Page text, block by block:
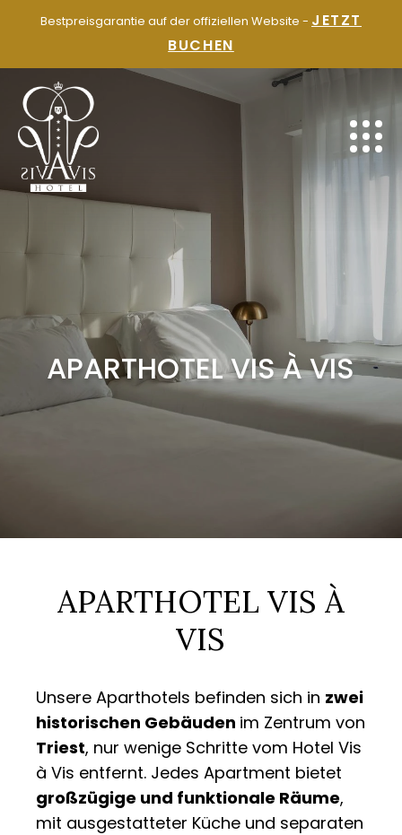
INHALTBestpreisgarantie auf der offiziellen Website - JETZT
BUCHEN
APARTHOTEL VIS À VIS
APARTHOTEL VIS À
VIS
Unsere Aparthotels befinden sich in zwei
historischen Gebäuden im Zentrum von
Triest, nur wenige Schritte vom Hotel Vis
à Vis entfernt. Jedes Apartment bietet
großzügige und funktionale Räume,
mit ausgestatteter Küche und separaten